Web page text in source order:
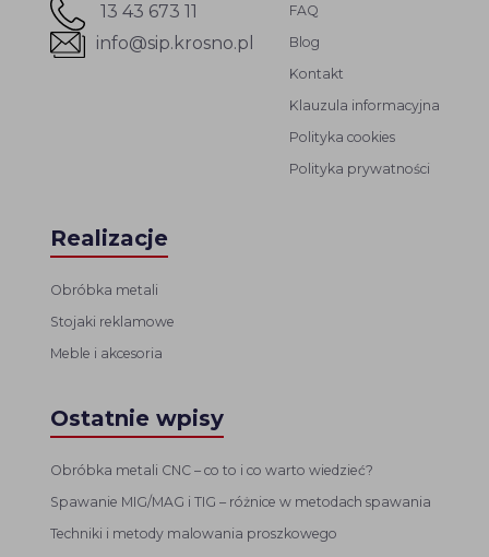
13 43 673 11
info@sip.krosno.pl
FAQ
Blog
Kontakt
Klauzula informacyjna
Polityka cookies
Polityka prywatności
Realizacje
Obróbka metali
Stojaki reklamowe
Meble i akcesoria
Ostatnie wpisy
Obróbka metali CNC – co to i co warto wiedzieć?
Spawanie MIG/MAG i TIG – różnice w metodach spawania
Techniki i metody malowania proszkowego